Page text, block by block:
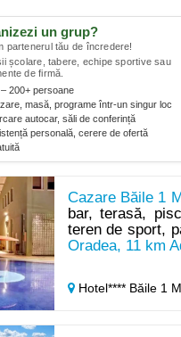
un grup?
partenerul tău de încredere!
școlare, tabere, echipe sportive sau
de firmă.
200+ persoane
masă, programe într-un singur loc
autocar, săli de conferință
personală, cerere de ofertă
Cazare Băile 1
bar, terasă,
teren de sport,
Oradea, 11 km
Hotel**** Băile 1